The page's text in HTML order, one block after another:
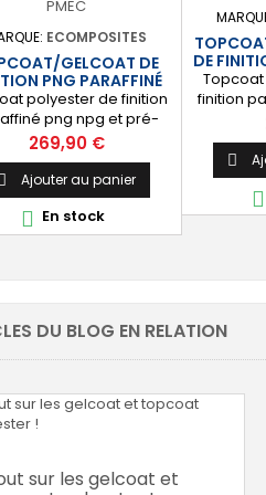
catalyseur PMEC 50 cl
ECOMPOSITES
GELCOAT DE
PNG PARAFFINÉ
25 KG
polyester de finition
png npg et pré-
pour la finition et
des piscines et
[Finition] : Fournit une
extérieure lisse
qualité immersion.
: Étanchéifie votre
vert, nuances...
Prix
269,90 €
 Ajouter au panier
 En stock
DE
Topcoat
finition
Livré


DU BLOG EN RELATION
sur les gelcoat et